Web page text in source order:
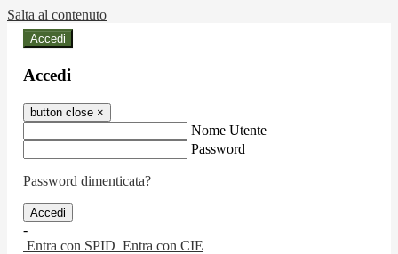
Salta al contenuto
Accedi
Accedi
button close ×
Nome Utente
Password
Password dimenticata?
-
Entra con SPID Entra con CIE